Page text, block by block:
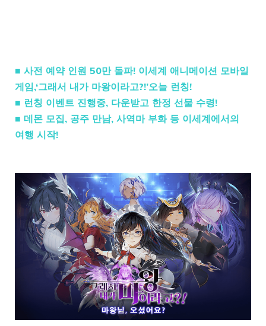
■ 사전 예약 인원 50만 돌파! 이세계 애니메이션 모바일
게임,‘그래서 내가 마왕이라고?!’오늘 런칭!
■ 런칭 이벤트 진행중, 다운받고 한정 선물 수령!
■ 데몬 모집, 공주 만남, 사역마 부화 등 이세계에서의
여행 시작!